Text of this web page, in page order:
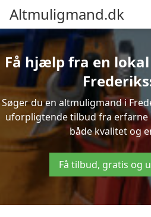
Altmuligmand.dk
Få hjælp fra en
Søger du en altmuligmand i
uforpligtende tilbud fra erfarne
både kvalitet og
Få tilbud, gratis og